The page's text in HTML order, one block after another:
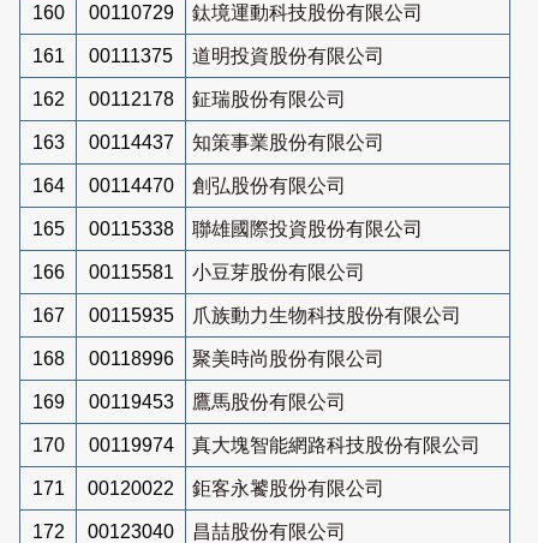
160 00110729 鈦境運動科技股份有限公司
161 00111375 道明投資股份有限公司
162 00112178 鉦瑞股份有限公司
163 00114437 知策事業股份有限公司
164 00114470 創弘股份有限公司
165 00115338 聯雄國際投資股份有限公司
166 00115581 小豆芽股份有限公司
167 00115935 爪族動力生物科技股份有限公司
168 00118996 聚美時尚股份有限公司
169 00119453 鷹馬股份有限公司
170 00119974 真大塊智能網路科技股份有限公司
171 00120022 鉅客永饕股份有限公司
172 00123040 昌喆股份有限公司